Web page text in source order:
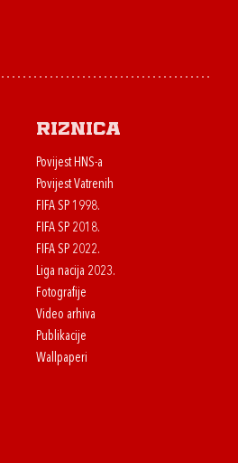
Riznica
Povijest HNS-a
Povijest Vatrenih
FIFA SP 1998.
FIFA SP 2018.
FIFA SP 2022.
Liga nacija 2023.
Fotografije
Video arhiva
Publikacije
Wallpaperi